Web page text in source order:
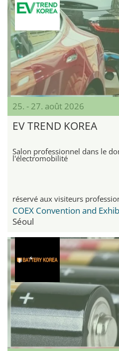
25. - 27. août 2026
EV TREND KOREA
Salon professionnel dans le
l'électromobilité
réservé aux visiteurs
COEX Convention and
Séoul